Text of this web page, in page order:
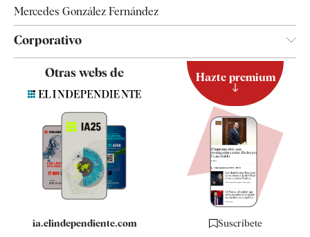
Mercedes González Fernández
Corporativo
Contacto
Quiénes somos
Especificaciones
Otras webs de
ia.elindependiente.com
Hazte premium
Suscríbete